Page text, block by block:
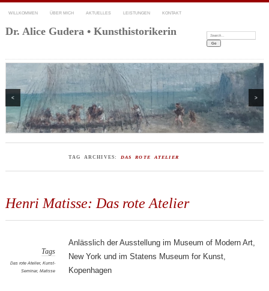
WILLKOMMEN ÜBER MICH AKTUELLES LEISTUNGEN KONTAKT
Dr. Alice Gudera • Kunsthistorikerin Search:
< >
TAG ARCHIVES: DAS ROTE ATELIER
Henri Matisse: Das rote Atelier
Tags
Das rote Atelier, Kunst-
Seminar, Matisse
Anlässlich der Ausstellung im Museum of Modern Art,
New York und im Statens Museum for Kunst,
Kopenhagen